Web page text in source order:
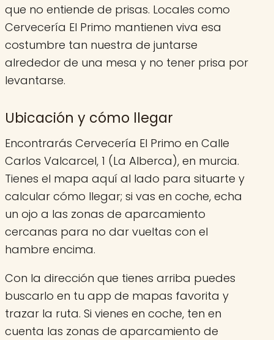
que no entiende de prisas. Locales como
Cervecería El Primo mantienen viva esa
costumbre tan nuestra de juntarse
alrededor de una mesa y no tener prisa por
levantarse.
Ubicación y cómo llegar
Encontrarás Cervecería El Primo en Calle
Carlos Valcarcel, 1 (La Alberca), en murcia.
Tienes el mapa aquí al lado para situarte y
calcular cómo llegar; si vas en coche, echa
un ojo a las zonas de aparcamiento
cercanas para no dar vueltas con el
hambre encima.
Con la dirección que tienes arriba puedes
buscarlo en tu app de mapas favorita y
trazar la ruta. Si vienes en coche, ten en
cuenta las zonas de aparcamiento de